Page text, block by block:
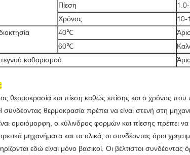
Πίεση
Χρόνος
10-
40℃
60℃
καθαρισμού
θερμοκρασία και πίεση καθώς επίσης και ο χρόνος που
συνδέοντας θερμοκρασία πρέπει να είναι στενή στη
ομοιόμορφη, ο κύλινδρος φορμών και πίεσης πρέπει να
μηχανήματα και τα υλικά, οι συνδέοντας όροι
εδώ είναι μόνο βασικοί. Οι βέλτιστοι συνδέοντας